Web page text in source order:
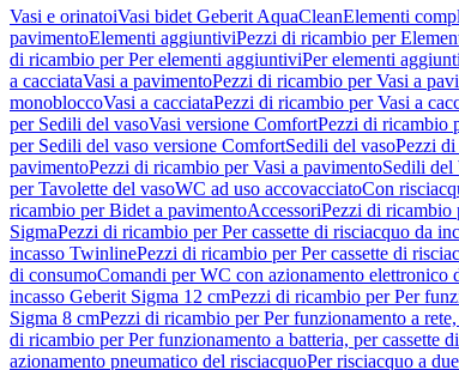
Vasi e orinatoiVasi bidet Geberit AquaCleanElementi
pavimentoElementi aggiuntiviPezzi di ricambio per
di ricambio per Per elementi aggiuntiviPer elementi
a cacciataVasi a pavimentoPezzi di ricambio per Vasi a
monobloccoVasi a cacciataPezzi di ricambio per Vasi a
per Sedili del vasoVasi versione ComfortPezzi di ricambio
per Sedili del vaso versione ComfortSedili del vasoPezzi
pavimentoPezzi di ricambio per Vasi a pavimentoSedili del
per Tavolette del vasoWC ad uso accovacciatoCon
ricambio per Bidet a pavimentoAccessoriPezzi di ricambio
SigmaPezzi di ricambio per Per cassette di risciacquo da
incasso TwinlinePezzi di ricambio per Per cassette di
di consumoComandi per WC con azionamento elettronico
incasso Geberit Sigma 12 cmPezzi di ricambio per Per
Sigma 8 cmPezzi di ricambio per Per funzionamento a
di ricambio per Per funzionamento a batteria, per cassette
azionamento pneumatico del risciacquoPer risciacquo a